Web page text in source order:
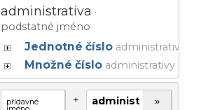
administrativa ·
podstatné jméno
Jednotné číslo administrativa
Množné číslo administrativy
+ »